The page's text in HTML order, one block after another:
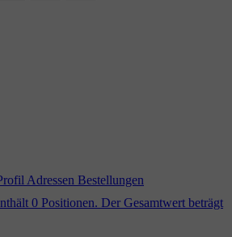
Adressen Bestellungen
0 Positionen. Der Gesamtwert beträgt